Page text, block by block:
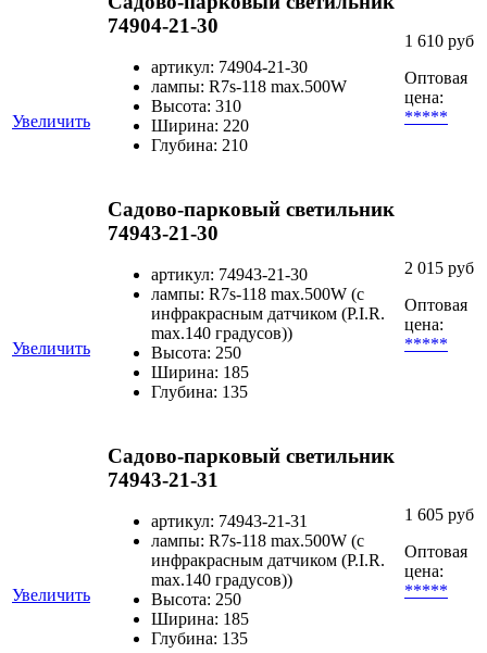
Увеличить
74904-21-30
артикул: 74904-21-30
лампы: R7s-118 max.500W
Высота: 310
Ширина: 220
Глубина: 210
1 610 руб
Оптовая
цена:
*****
Увеличить
Садово-парковый светильник
74943-21-30
артикул: 74943-21-30
лампы: R7s-118 max.500W (с
инфракрасным датчиком (P.I.R.
max.140 градусов))
Высота: 250
Ширина: 185
Глубина: 135
2 015 руб
Оптовая
цена:
*****
Увеличить
Садово-парковый светильник
74943-21-31
артикул: 74943-21-31
лампы: R7s-118 max.500W (с
инфракрасным датчиком (P.I.R.
max.140 градусов))
Высота: 250
Ширина: 185
Глубина: 135
1 605 руб
Оптовая
цена:
*****